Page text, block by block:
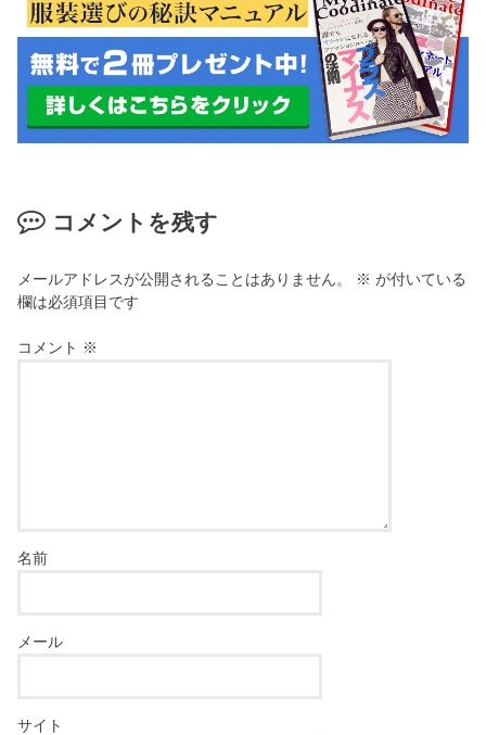
コメントを残す
メールアドレスが公開されることはありません。 ※ が付いている
欄は必須項目です
コメント ※
名前
メール
サイト